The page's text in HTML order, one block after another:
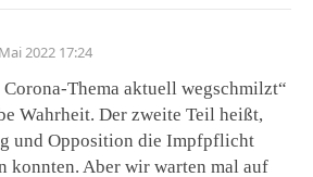
2022 17:24
Corona-Thema aktuell wegschmilzt“
Wahrheit. Der zweite Teil heißt,
und Opposition die Impfpflicht
konnten. Aber wir warten mal auf